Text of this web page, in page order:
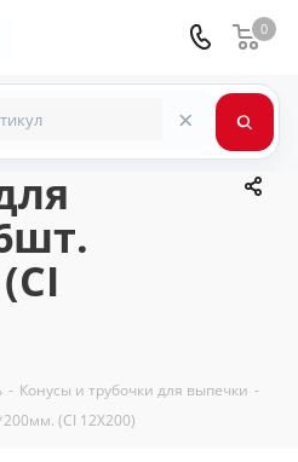
0
×
- Конусы и трубочки для выпечки -
(CI 12X200)